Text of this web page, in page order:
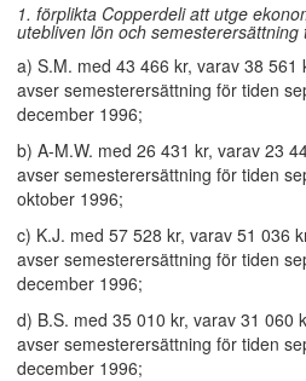
1. förplikta Copperdeli att utge
utebliven lön och semesterersättning
a) S.M. med 43 466 kr, varav 38
avser semesterersättning för tiden
december 1996;
b) A-M.W. med 26 431 kr, varav 23
avser semesterersättning för tiden
oktober 1996;
c) K.J. med 57 528 kr, varav 51 036
avser semesterersättning för tiden
december 1996;
d) B.S. med 35 010 kr, varav 31 060
avser semesterersättning för tiden
december 1996;